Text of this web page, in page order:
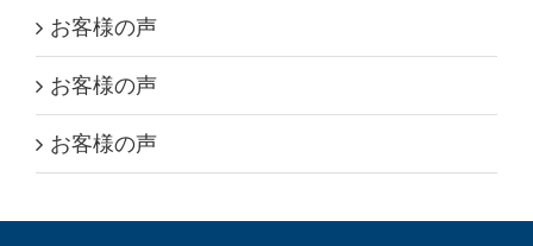
お客様の声
お客様の声
お客様の声